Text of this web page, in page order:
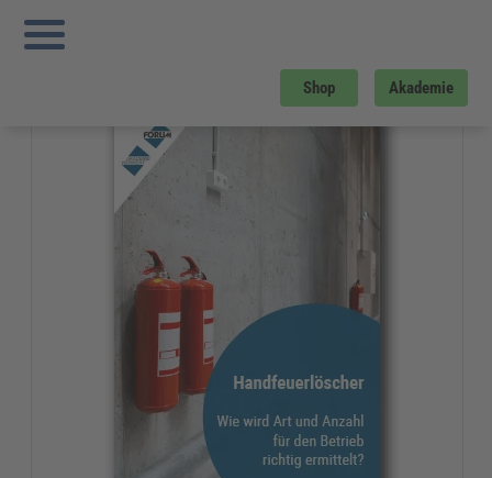
Shop Akademie
Sie sind hier:
Wie wird Anzahl und Art für den Betrieb richtig ermittelt?